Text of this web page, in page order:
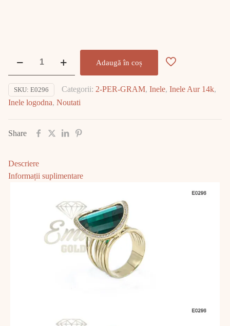
14K
10.68gr
Adaugă în coș
SKU: E0296 Categorii: 2-PER-GRAM, Inele, Inele Aur 14k,
Inele logodna, Noutati
Share
Descriere
Informații suplimentare